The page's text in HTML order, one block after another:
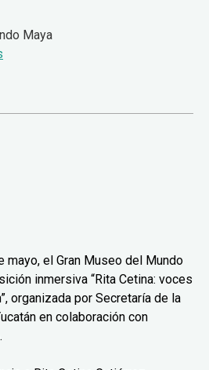
Maya
mayo, el Gran Museo del Mundo
inmersiva “Rita Cetina: voces
organizada por Secretaría de la
en colaboración con